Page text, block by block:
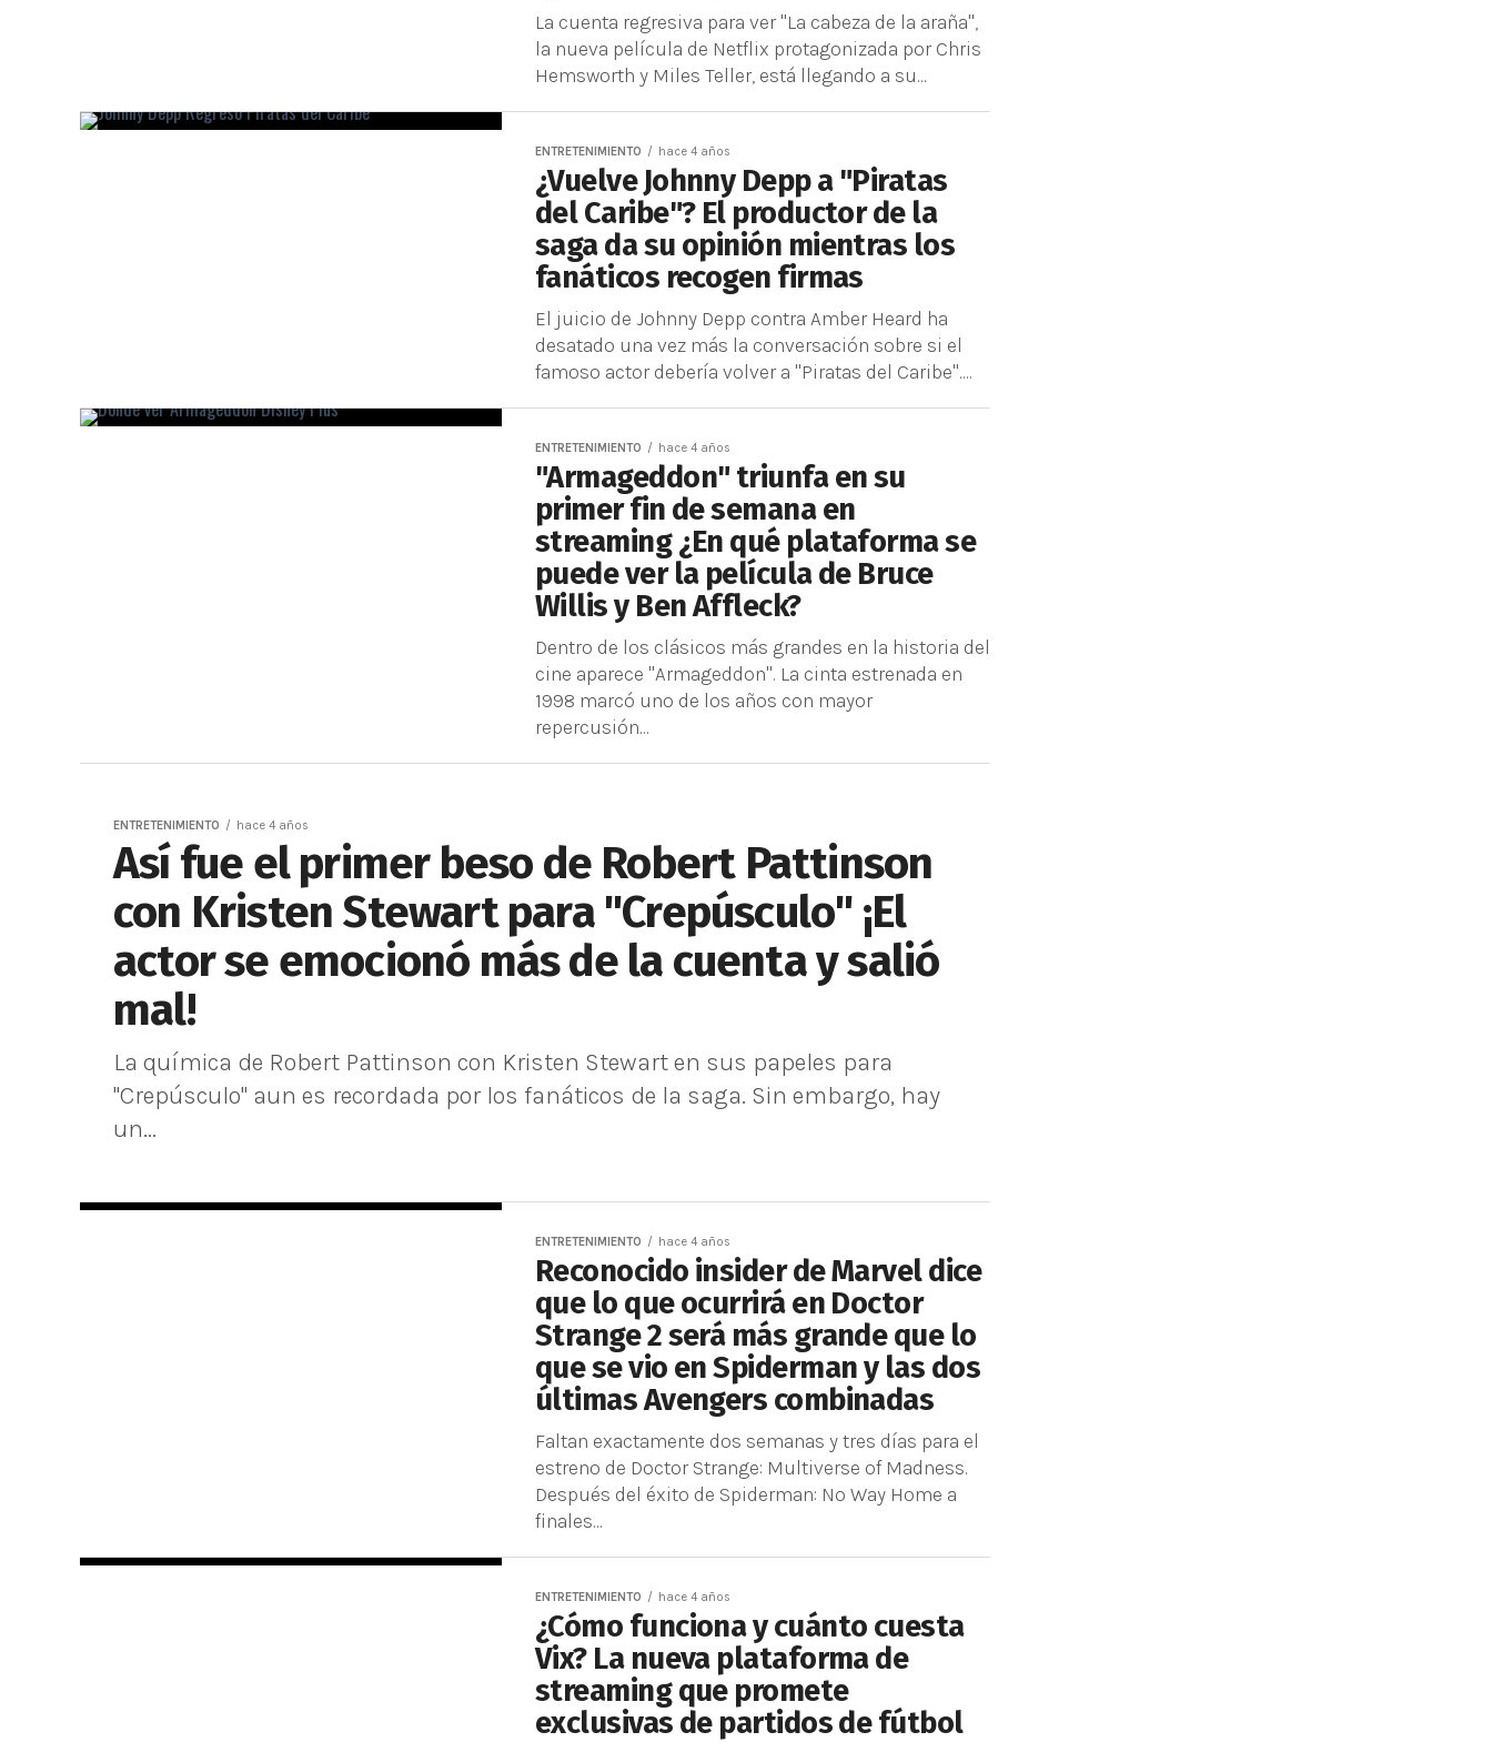
La cuenta regresiva para ver "La cabeza de la araña",
la nueva película de Netflix protagonizada por Chris
Hemsworth y Miles Teller, está llegando a su...
ENTRETENIMIENTO hace 4 años
¿Vuelve Johnny Depp a "Piratas
del Caribe"? El productor de la
saga da su opinión mientras los
fanáticos recogen firmas
El juicio de Johnny Depp contra Amber Heard ha
desatado una vez más la conversación sobre si el
famoso actor debería volver a "Piratas del Caribe"....
ENTRETENIMIENTO hace 4 años
"Armageddon" triunfa en su
primer fin de semana en
streaming ¿En qué plataforma se
puede ver la película de Bruce
Willis y Ben Affleck?
Dentro de los clásicos más grandes en la historia del
cine aparece "Armageddon". La cinta estrenada en
1998 marcó uno de los años con mayor
repercusión...
ENTRETENIMIENTO hace 4 años
Así fue el primer beso de Robert Pattinson
con Kristen Stewart para "Crepúsculo" ¡El
actor se emocionó más de la cuenta y salió
mal!
La química de Robert Pattinson con Kristen Stewart en sus papeles para
"Crepúsculo" aun es recordada por los fanáticos de la saga. Sin embargo, hay
un...
ENTRETENIMIENTO hace 4 años
Reconocido insider de Marvel dice
que lo que ocurrirá en Doctor
Strange 2 será más grande que lo
que se vio en Spiderman y las dos
últimas Avengers combinadas
Faltan exactamente dos semanas y tres días para el
estreno de Doctor Strange: Multiverse of Madness.
Después del éxito de Spiderman: No Way Home a
finales...
ENTRETENIMIENTO hace 4 años
¿Cómo funciona y cuánto cuesta
Vix? La nueva plataforma de
streaming que promete
exclusivas de partidos de fútbol